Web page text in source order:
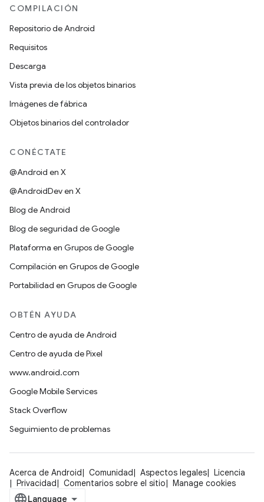
COMPILACIÓN
Repositorio de Android
Requisitos
Descarga
Vista previa de los objetos binarios
Imágenes de fábrica
Objetos binarios del controlador
CONÉCTATE
@Android en X
@AndroidDev en X
Blog de Android
Blog de seguridad de Google
Plataforma en Grupos de Google
Compilación en Grupos de Google
Portabilidad en Grupos de Google
OBTÉN AYUDA
Centro de ayuda de Android
Centro de ayuda de Pixel
www.android.com
Google Mobile Services
Stack Overflow
Seguimiento de problemas
Acerca de Android Comunidad Aspectos legales
Licencia
Privacidad
Comentarios sobre el sitio Manage cookies